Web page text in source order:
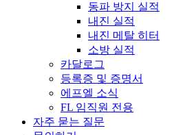
동파 방지 실적
내진 실적
내진 메탈 히터
소방 실적
카달로그
등록증 및 증명서
에프엘 소식
FL 임직원 전용
자주 묻는 질문